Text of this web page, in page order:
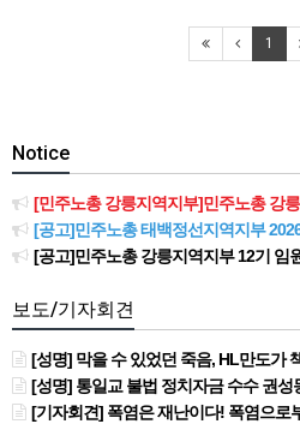
1
Notice
[민주노총 강릉지역지부]민주노총 강릉지역지부
[공고]민주노총 태백정선지역지부 2026년
[공고]민주노총 강릉지역지부 12기 임원
보도/기자회견
[성명] 막을 수 있었던 죽음, HL만도가 책임져라 : 청년노동자 사망사고
[성명] 통일교 불법 정치자금 수수 권성동
[기자회견] 폭염은 재난이다! 폭염으로부터 안전한 일터를 위한 민주